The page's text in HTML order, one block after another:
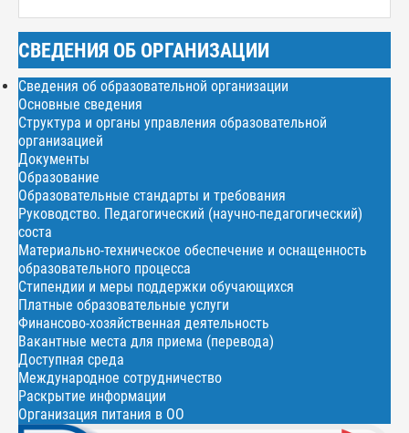
СВЕДЕНИЯ ОБ ОРГАНИЗАЦИИ
Сведения об образовательной организации
Основные сведения
Структура и органы управления образовательной
организацией
Документы
Образование
Образовательные стандарты и требования
Руководство. Педагогический (научно-педагогический)
соста
Материально-техническое обеспечение и оснащенность
образовательного процесса
Стипендии и меры поддержки обучающихся
Платные образовательные услуги
Финансово-хозяйственная деятельность
Вакантные места для приема (перевода)
Доступная среда
Международное сотрудничество
Раскрытие информации
Организация питания в ОО